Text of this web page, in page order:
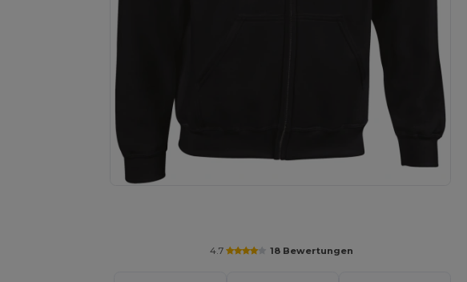
4.7 18 Bewertungen